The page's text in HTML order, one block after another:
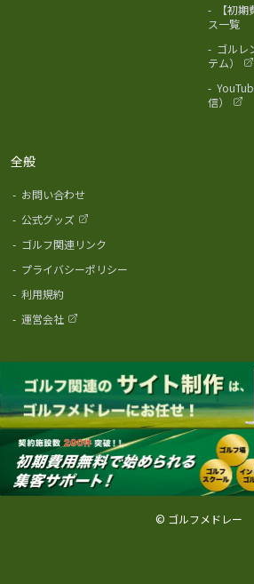
-
【初
ス一覧
- ゴルレ
テム）
-
信）
全般
- お問い合わせ
- 公式グッズ
- ゴルフ関連リンク
- プライバシーポリシー
- 利用規約
- 運営会社
© ゴルフメドレー